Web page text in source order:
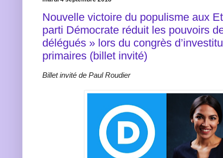
Nouvelle victoire du populisme aux
parti Démocrate réduit les pouvoirs
délégués » lors du congrès
primaires (billet invité)
Billet invité de Paul Roudier